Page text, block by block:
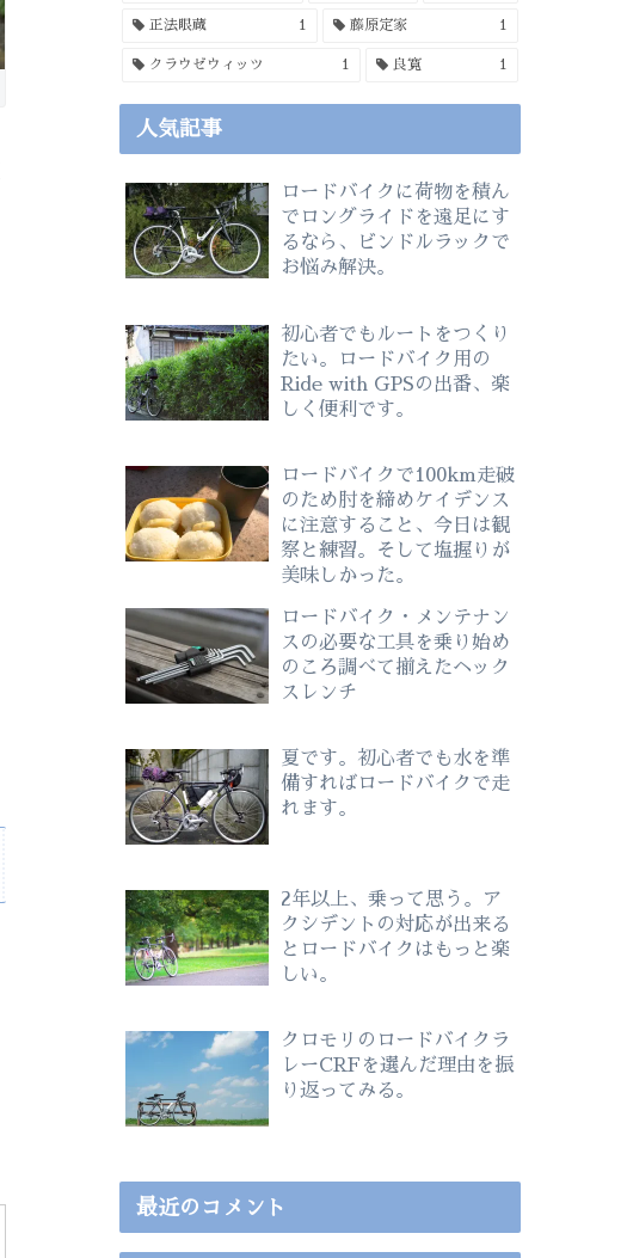
正法眼蔵 1 藤原定家 1
クラウゼウィッツ 1 良寛 1
人気記事
ロードバイクに荷物を積ん
でロングライドを遠足にす
るなら、ビンドルラックで
お悩み解決。
初心者でもルートをつくり
たい。ロードバイク用の
Ride with GPSの出番、楽
しく便利です。
ロードバイクで100km走破
のため肘を締めケイデンス
に注意すること、今日は観
察と練習。そして塩握りが
美味しかった。
ロードバイク・メンテナン
スの必要な工具を乗り始め
のころ調べて揃えたヘック
スレンチ
夏です。初心者でも水を準
備すればロードバイクで走
れます。
2年以上、乗って思う。ア
クシデントの対応が出来る
とロードバイクはもっと楽
しい。
クロモリのロードバイクラ
レーCRFを選んだ理由を振
り返ってみる。
最近のコメント